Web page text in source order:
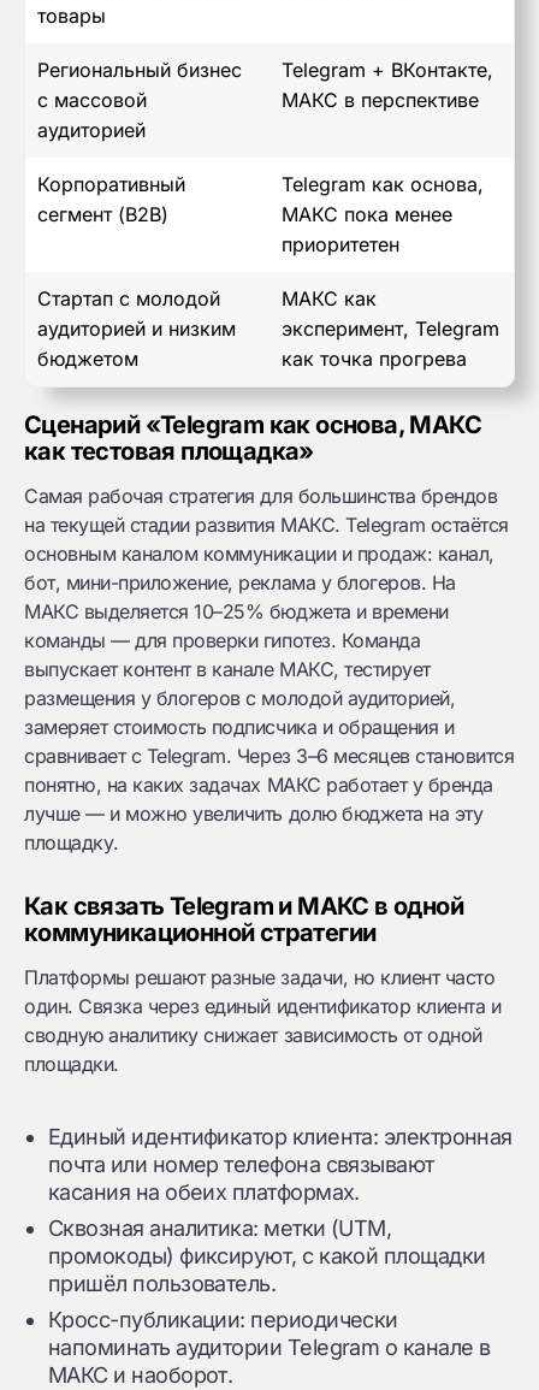
товары
Региональный бизнес
с массовой
аудиторией
Telegram + ВКонтакте,
МАКС в перспективе
Корпоративный
сегмент (B2B)
Telegram как основа,
МАКС пока менее
приоритетен
Стартап с молодой
аудиторией и низким
бюджетом
МАКС как
эксперимент, Telegram
как точка прогрева
Сценарий «Telegram как основа, МАКС
как тестовая площадка»
Самая рабочая стратегия для большинства брендов
на текущей стадии развития МАКС. Telegram остаётся
основным каналом коммуникации и продаж: канал,
бот, мини-приложение, реклама у блогеров. На
МАКС выделяется 10–25% бюджета и времени
команды — для проверки гипотез. Команда
выпускает контент в канале МАКС, тестирует
размещения у блогеров с молодой аудиторией,
замеряет стоимость подписчика и обращения и
сравнивает с Telegram. Через 3–6 месяцев становится
понятно, на каких задачах МАКС работает у бренда
лучше — и можно увеличить долю бюджета на эту
площадку.
Как связать Telegram и МАКС в одной
коммуникационной стратегии
Платформы решают разные задачи, но клиент часто
один. Связка через единый идентификатор клиента и
сводную аналитику снижает зависимость от одной
площадки.
Единый идентификатор клиента: электронная
почта или номер телефона связывают
касания на обеих платформах.
Сквозная аналитика: метки (UTM,
промокоды) фиксируют, с какой площадки
пришёл пользователь.
Кросс-публикации: периодически
напоминать аудитории Telegram о канале в
МАКС и наоборот.